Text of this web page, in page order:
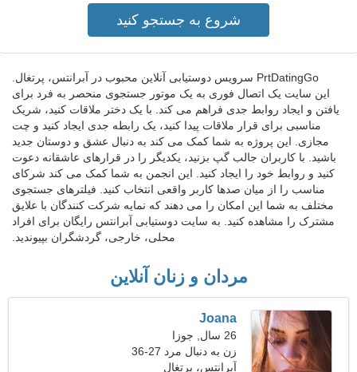
PrtDatingGo سرویس دوستیابی آنلاین محبوب در آبرانتس، پرتغال.
این سایت یک اتصال فوری به یک موتور جستجوی منحصر به فرد برای
یافتن و ایجاد روابط جدی فراهم می کند. با یک دختر ملاقات کنید، شریک
مناسبی برای قرار ملاقات پیدا کنید، یک رابطه جدی ایجاد کنید و چت
مجازی. این پروژه به شما کمک می کند به دنبال عشق و دوستان جدید
باشید. با کاربران جالب گپ بزنید، یکدیگر را در قرارهای عاشقانه دعوت
کنید و روابط خود را ایجاد کنید. این انجمن به شما کمک می کند شرکای
مناسب را از میان صدها کاربر واقعی انتخاب کنید. فیلترهای جستجوی
مختلف به شما این امکان را می دهند که نمایه شرکت کنندگان با علایق
مشترک را مشاهده کنید. به سایت دوستیابی آبرانتس رایگان برای افراد
محلی، خارجی، گردشگران بپیوندید.
مردان و زنان آنلاین
Joana
26 سال, جوزا
زن به دنبال مرد 27-36
آبرانتس، پرتغال